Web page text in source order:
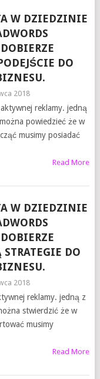
W DZIEDZINIE
DO
2018
reklamy. jedną
powiedzieć że w
musimy posiadać
Read More
W DZIEDZINIE
DO
2018
reklamy. jedną z
stwierdzić że w
musimy
Read More